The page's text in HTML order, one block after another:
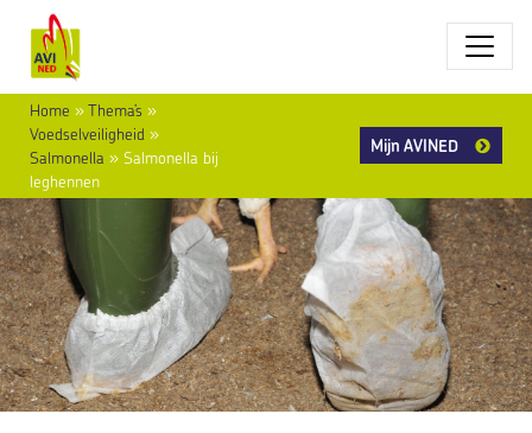
Home »Thema’s »
Voedselveiligheid »
Salmonella » Salmonella bij
leghennen
Mijn AVINED